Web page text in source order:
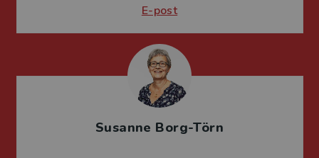
E-post
Susanne Borg-Törn